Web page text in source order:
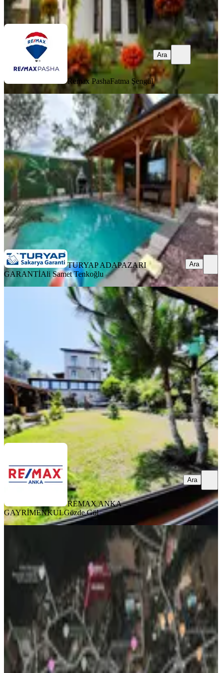
Ara
Remax PashaFatma Şengül
Ara
%2
İskanlı -ruhsatlı - Arsası İle Satılık Göl
Manzaralı Tesis
Sakarya, Sapanca
606 m²·19.06.2026
18.400.000 ₺18.800.000 ₺
TURYAP ADAPAZARI GARANTİ Ali Samet Tenkoğlu
Ara
TURYAP ADAPAZARI
GARANTİAli Samet Tenkoğlu
Ara
Remax Anka'dan Ağva'da Muhteşem
Konumda Butik Otel
İstanbul, Şile
672 m²·15.06.2026
59.900.000 ₺
REMAX ANKA GAYRİMENKULGözde Göl
Ara
REMAX ANKA
GAYRİMENKULGözde Göl
Ara
Polonezköy'de Yanyana Arsasıyla
Satılık Pansiyon & Restoran
İstanbul, Beykoz
6455 m² ·15.06.2026
96.000.000 ₺
YURT GAYRİMENKUL YATIRIMMuhammer Çubukçu